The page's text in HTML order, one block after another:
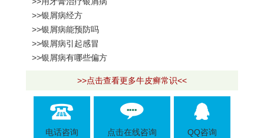
>>银屑病经方
>>银屑病能预防吗
>>银屑病引起感冒
>>银屑病有哪些偏方
>>点击查看更多牛皮癣常识<<
电话咨询 点击在线咨询 QQ咨询